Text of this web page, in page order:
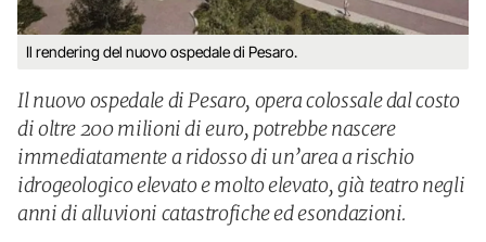
Il rendering del nuovo ospedale di Pesaro.
Il nuovo ospedale di Pesaro, opera colossale dal costo
di oltre 200 milioni di euro, potrebbe nascere
immediatamente a ridosso di un’area a rischio
idrogeologico elevato e molto elevato, già teatro negli
anni di alluvioni catastrofiche ed esondazioni.